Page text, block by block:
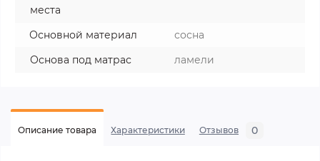
места
Основной материал
сосна
Основа под матрас
ламели
Описание товара Характеристики Отзывов 0